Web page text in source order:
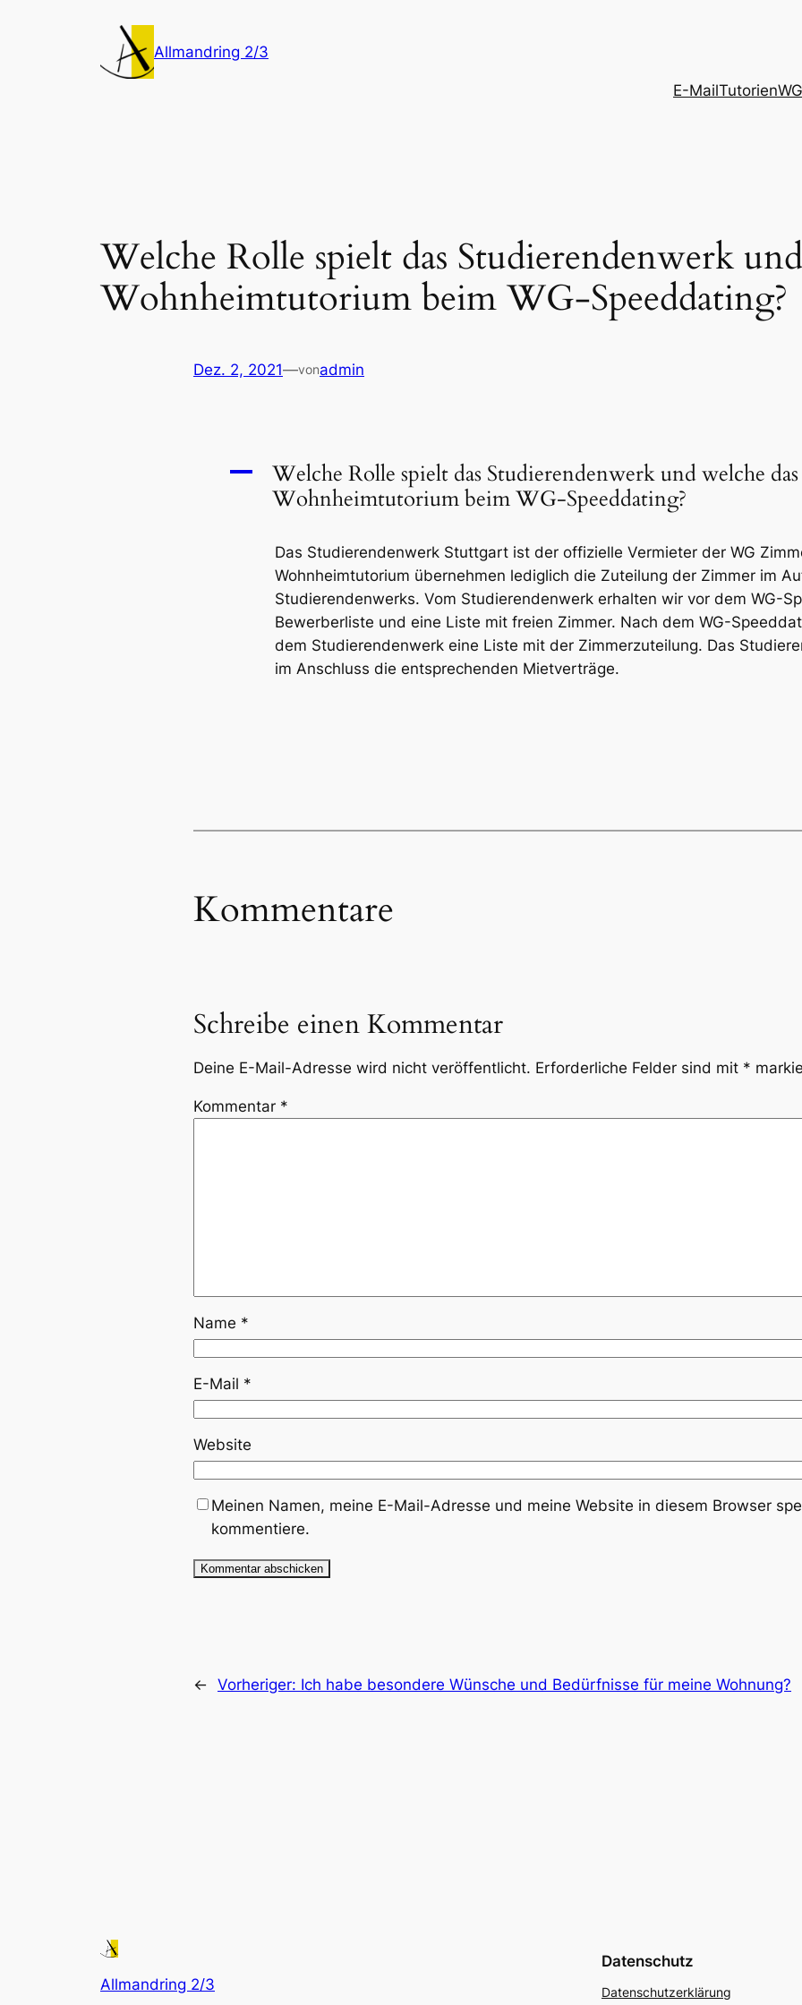
Allmandring 2/3
E-MailTutorien
Welche Rolle spielt das Studierendenwerk
Wohnheimtutorium beim WG-Speeddating?
Dez. 2, 2021—vonadmin
A
Welche Rolle spielt das Studierendenwerk und welche das
Wohnheimtutorium beim WG-Speeddating?
Das Studierendenwerk Stuttgart ist der offizielle Vermieter der WG
Wohnheimtutorium übernehmen lediglich die Zuteilung der Zimmer im
Studierendenwerks. Vom Studierendenwerk erhalten wir vor dem WG-
Bewerberliste und eine Liste mit freien Zimmer. Nach dem WG-
dem Studierendenwerk eine Liste mit der Zimmerzuteilung. Das
im Anschluss die entsprechenden Mietverträge.
Kommentare
Schreibe einen Kommentar
Deine E-Mail-Adresse wird nicht veröffentlicht. Erforderliche Felder sind mit *
Kommentar *
Name *
E-Mail *
Website
Meinen Namen, meine E-Mail-Adresse und meine Website in diesem Browser
kommentiere.
← Vorheriger: Ich habe besondere Wünsche und Bedürfnisse für meine Wohnung?
Allmandring 2/3
Datenschutz
Datenschutzerklärung